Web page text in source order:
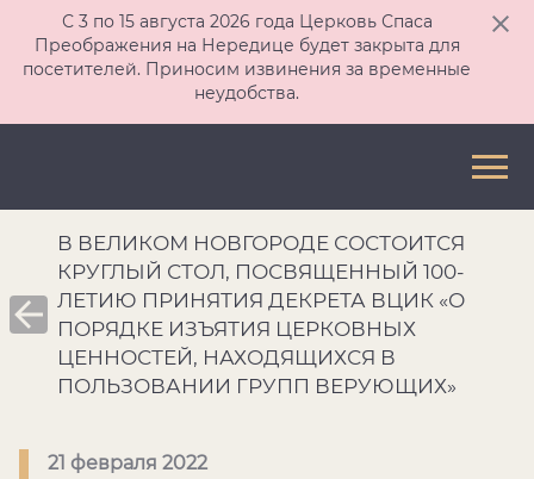
С 3 по 15 августа 2026 года Церковь Спаса
Преображения на Нередице будет закрыта для
посетителей. Приносим извинения за временные
неудобства.
В ВЕЛИКОМ НОВГОРОДЕ СОСТОИТСЯ
КРУГЛЫЙ СТОЛ, ПОСВЯЩЕННЫЙ 100-
ЛЕТИЮ ПРИНЯТИЯ ДЕКРЕТА ВЦИК «О
ПОРЯДКЕ ИЗЪЯТИЯ ЦЕРКОВНЫХ
ЦЕННОСТЕЙ, НАХОДЯЩИХСЯ В
ПОЛЬЗОВАНИИ ГРУПП ВЕРУЮЩИХ»
21 февраля 2022